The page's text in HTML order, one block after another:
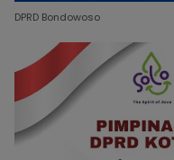
DPRD Bondowoso